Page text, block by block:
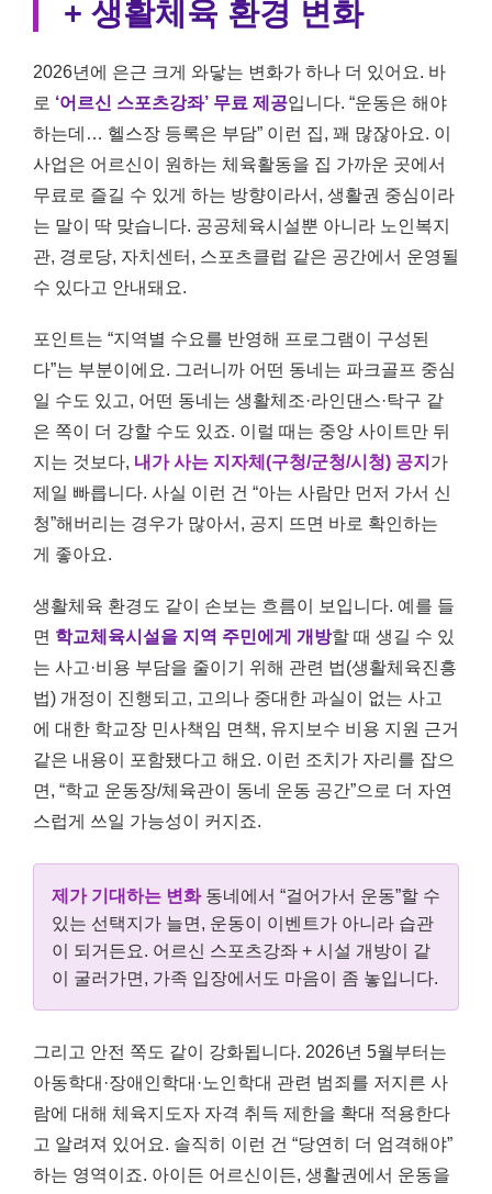
+ 생활체육 환경 변화
2026년에 은근 크게 와닿는 변화가 하나 더 있어요. 바
로 ‘어르신 스포츠강좌’ 무료 제공입니다. “운동은 해야
하는데… 헬스장 등록은 부담” 이런 집, 꽤 많잖아요. 이
사업은 어르신이 원하는 체육활동을 집 가까운 곳에서
무료로 즐길 수 있게 하는 방향이라서, 생활권 중심이라
는 말이 딱 맞습니다. 공공체육시설뿐 아니라 노인복지
관, 경로당, 자치센터, 스포츠클럽 같은 공간에서 운영될
수 있다고 안내돼요.
포인트는 “지역별 수요를 반영해 프로그램이 구성된
다”는 부분이에요. 그러니까 어떤 동네는 파크골프 중심
일 수도 있고, 어떤 동네는 생활체조·라인댄스·탁구 같
은 쪽이 더 강할 수도 있죠. 이럴 때는 중앙 사이트만 뒤
지는 것보다, 내가 사는 지자체(구청/군청/시청) 공지 가
제일 빠릅니다. 사실 이런 건 “아는 사람만 먼저 가서 신
청”해버리는 경우가 많아서, 공지 뜨면 바로 확인하는
게 좋아요.
생활체육 환경도 같이 손보는 흐름이 보입니다. 예를 들
면 학교체육시설을 지역 주민에게 개방할 때 생길 수 있
는 사고·비용 부담을 줄이기 위해 관련 법(생활체육진흥
법) 개정이 진행되고, 고의나 중대한 과실이 없는 사고
에 대한 학교장 민사책임 면책, 유지보수 비용 지원 근거
같은 내용이 포함됐다고 해요. 이런 조치가 자리를 잡으
면, “학교 운동장/체육관이 동네 운동 공간”으로 더 자연
스럽게 쓰일 가능성이 커지죠.
제가 기대하는 변화동네에서 “걸어가서 운동”할 수
있는 선택지가 늘면, 운동이 이벤트가 아니라 습관
이 되거든요. 어르신 스포츠강좌 + 시설 개방이 같
이 굴러가면, 가족 입장에서도 마음이 좀 놓입니다.
그리고 안전 쪽도 같이 강화됩니다. 2026년 5월부터는
아동학대·장애인학대·노인학대 관련 범죄를 저지른 사
람에 대해 체육지도자 자격 취득 제한을 확대 적용한다
고 알려져 있어요. 솔직히 이런 건 “당연히 더 엄격해야”
하는 영역이죠. 아이든 어르신이든, 생활권에서 운동을